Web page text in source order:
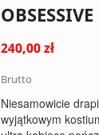
240,00 zł
Brutto
Niesamowicie
wyjątkowym